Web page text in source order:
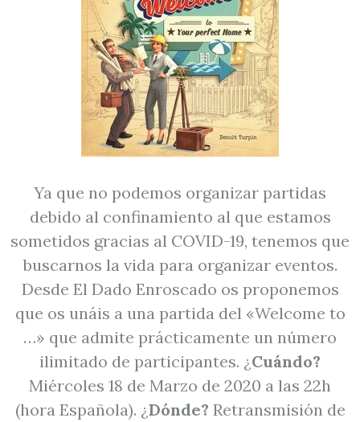
Ya que no podemos organizar partidas
debido al confinamiento al que estamos
sometidos gracias al COVID-19, tenemos que
buscarnos la vida para organizar eventos.
Desde El Dado Enroscado os proponemos
que os unáis a una partida del «Welcome to
…» que admite prácticamente un número
ilimitado de participantes. ¿Cuándo?
Miércoles 18 de Marzo de 2020 a las 22h
(hora Española). ¿Dónde? Retransmisión de